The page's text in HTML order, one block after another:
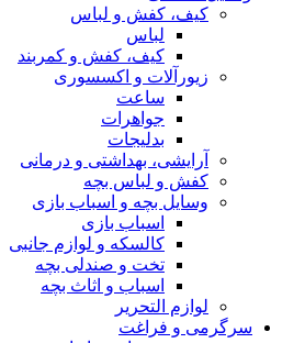
کیف، کفش و لباس
لباس
کیف، کفش و کمربند
زیورآلات و اکسسوری
ساعت
جواهرات
بدلیجات
آرایشی، بهداشتی و درمانی
کفش و لباس بچه
وسایل بچه و اسباب بازی
اسباب بازی
کالسکه و لوازم جانبی
تخت و صندلی بچه
اسباب و اثاث بچه
لوازم التحریر
سرگرمی و فراغت